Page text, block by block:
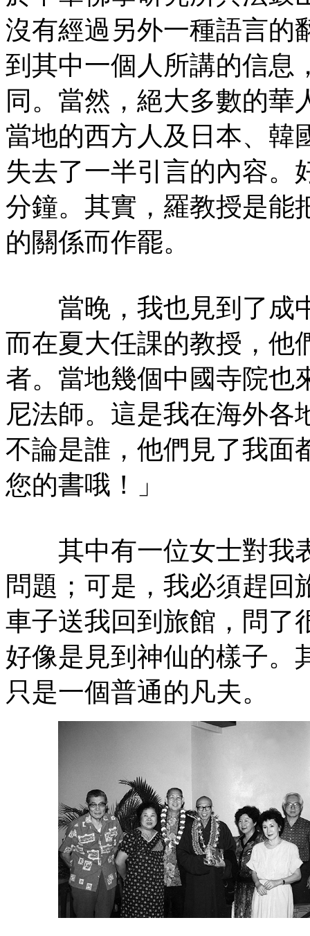
沒有經過另外一種語言的
到其中一個人所講的信息
同。當然，絕大多數的華
當地的西方人及日本、韓
失去了一半引言的內容。
分鐘。其實，羅教授是能
的關係而作罷。
當晚，我也見到了成
而在夏大任課的教授，他
者。當地幾個中國寺院也
尼法師。這是我在海外各
不論是誰，他們見了我面
您的書哦！」
其中有一位女士對我
問題；可是，我必須趕回
車子送我回到旅館，問了
好像是見到神仙的樣子。
只是一個普通的凡夫。